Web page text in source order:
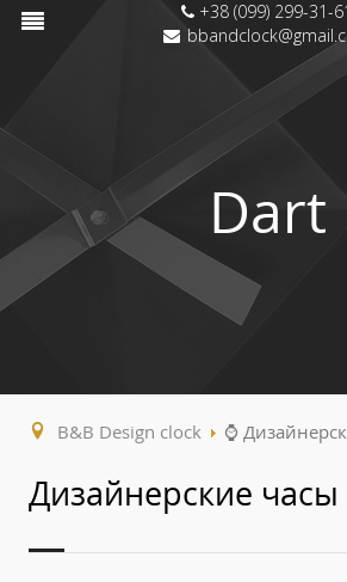
+38 (099) 299-31-
Dart
B&B Design clock ⌚
Дизайнерские